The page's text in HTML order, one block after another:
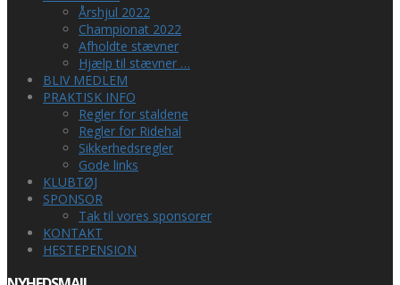
Årshjul 2022
Championat 2022
Afholdte stævner
Hjælp til stævner …
BLIV MEDLEM
PRAKTISK INFO
Regler for staldene
Regler for Ridehal
Sikkerhedsregler
Gode links
KLUBTØJ
SPONSOR
Tak til vores sponsorer
KONTAKT
HESTEPENSION